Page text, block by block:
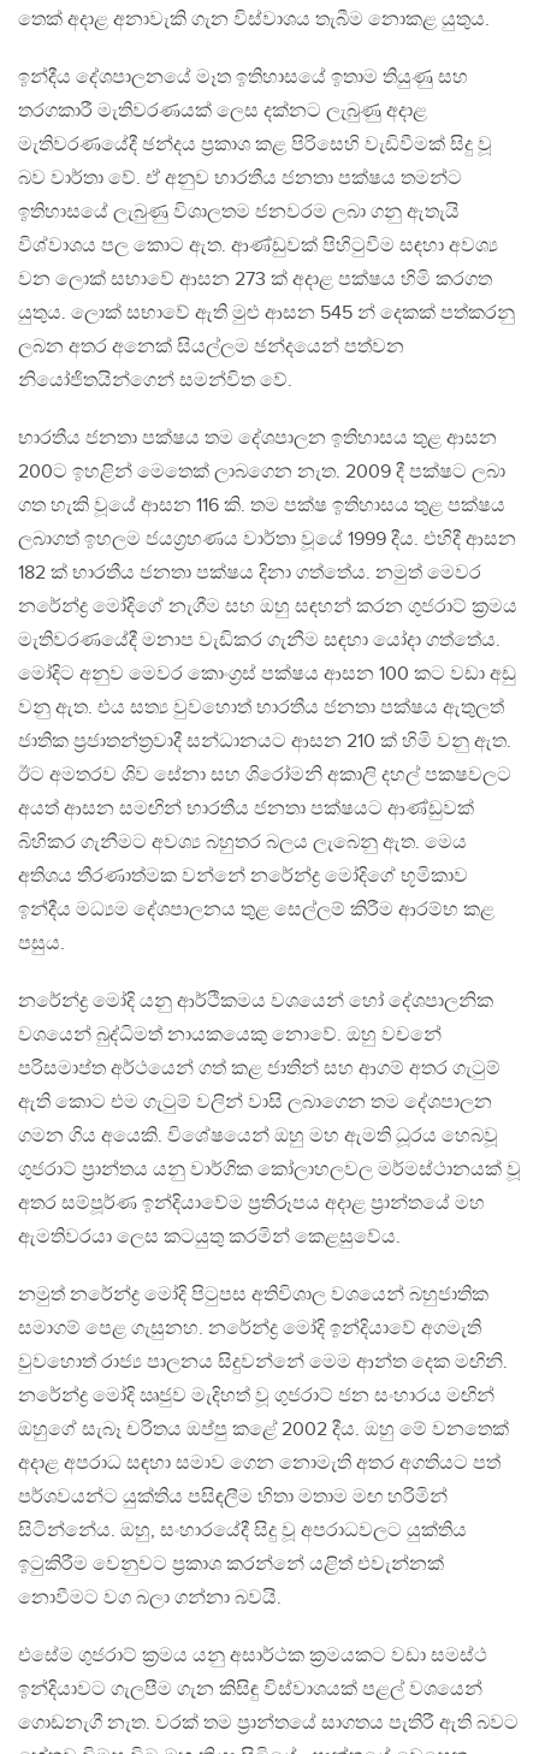
තෙක් අදාළ අනාවැකි ගැන විස්වාශය තැබීම නොකළ යුතුය.
ඉන්දීය දේශපාලනයේ මෑත ඉතිහාසයේ ඉතාම තියුණු සහ
තරගකාරී මැතිවරණයක් ලෙස දක්නට ලැබුණු අදාළ
මැතිවරණයේදී ඡන්දය ප්‍රකාශ කළ පිරිසෙහි වැඩිවීමක් සිදු වූ
බව වාර්තා වේ. ඒ අනුව භාරතීය ජනතා පක්ෂය තමන්ට
ඉතිහාසයේ ලැබුණු විශාලතම ජනවරම ලබා ගනු ඇතැයි
විශ්වාශය පල කොට ඇත. ආණ්ඩුවක් පිහිටුවීම සඳහා අවශ්‍ය
වන ලොක් සභාවේ ආසන 273 ක් අදාළ පක්ෂය හිමි කරගත
යුතුය. ලොක් සභාවේ ඇති මුළු ආසන 545 න් දෙකක් පත්කරනු
ලබන අතර අනෙක් සියල්ලම ඡන්දයෙන් පත්වන
නියෝජිතයින්ගෙන් සමන්විත වේ.
භාරතීය ජනතා පක්ෂය තම දේශපාලන ඉතිහාසය තුළ ආසන
200ට ඉහළින් මෙතෙක් ලාබගෙන නැත. 2009 දී පක්ෂට ලබා
ගත හැකි වූයේ ආසන 116 කි. තම පක්ෂ ඉතිහාසය තුළ පක්ෂය
ලබාගත් ඉහලම ජයග්‍රහණය වාර්තා වූයේ 1999 දීය. එහිදී ආසන
182 ක් භාරතීය ජනතා පක්ෂය දිනා ගත්තේය. නමුත් මෙවර
නරේන්ද්‍ර මෝදිගේ නැගීම සහ ඔහු සඳහන් කරන ගුජරාට් ක්‍රමය
මැතිවරණයේදී මනාප වැඩිකර ගැනීම සඳහා යෝදා ගත්තේය.
මෝදිට අනුව මෙවර කොංග්‍රස් පක්ෂය ආසන 100 කට වඩා අඩු
වනු ඇත. එය සත්‍ය වුවහොත් භාරතීය ජනතා පක්ෂය ඇතුලත්
ජාතික ප්‍රජාතන්ත්‍රවාදී සන්ධානයට ආසන 210 ක් හිමි වනු ඇත.
ඊට අමතරව ශිව සේනා සහ ශිරෝමනි අකාලි දහල් පකෂවලට
අයත් ආසන සමඟින් භාරතීය ජනතා පක්ෂයට ආණ්ඩුවක්
බිහිකර ගැනීමට අවශ්‍ය බහුතර බලය ලැබෙනු ඇත. මෙය
අතිශය තීරණාත්මක වන්නේ නරේන්ද්‍ර මෝදිගේ භූමිකාව
ඉන්දීය මධ්‍යම දේශපාලනය තුළ සෙල්ලම් කිරීම ආරම්භ කළ
පසුය.
නරේන්ද්‍ර මෝදි යනු ආර්ථිකමය වශයෙන් හෝ දේශපාලනික
වශයෙන් බුද්ධිමත් නායකයෙකු නොවේ. ඔහු වචනේ
පරිසමාප්ත අර්ථයෙන් ගත් කළ ජාතින් සහ ආගම් අතර ගැටුම්
ඇති කොට එම ගැටුම් වලින් වාසි ලබාගෙන තම දේශපාලන
ගමන ගිය අයෙකි. විශේෂයෙන් ඔහු මහ ඇමති ධූරය හෙබවූ
ගුජරාට් ප්‍රාන්තය යනු වාර්ගික කෝලාහලවල මර්මස්ථානයක් වූ
අතර සම්පූර්ණ ඉන්දියාවේම ප්‍රතිරූපය අදාළ ප්‍රාන්තයේ මහ
ඇමතිවරයා ලෙස කටයුතු කරමින් කෙළසුවේය.
නමුත් නරේන්ද්‍ර මෝදි පිටුපස අතිවිශාල වශයෙන් බහුජාතික
සමාගම් පෙළ ගැසුනහ. නරේන්ද්‍ර මෝදි ඉන්දියාවේ අගමැති
වුවහොත් රාජ්‍ය පාලනය සිදුවන්නේ මෙම ආන්ත දෙක මඟිනි.
නරේන්ද්‍ර මෝදි ඍජුව මැදිහත් වූ ගුජරාට් ජන සංහාරය මඟින්
ඔහුගේ සැබෑ චරිතය ඔප්පු කළේ 2002 දීය. ඔහු මේ වනතෙක්
අදාළ අපරාධ සඳහා සමාව ගෙන නොමැති අතර අගතියට පත්
පර්ශවයන්ට යුක්තිය පසිඳලීම හිතා මතාම මඟ හරිමින්
සිටින්නේය. ඔහු, සංහාරයේදී සිදු වූ අපරාධවලට යුක්තිය
ඉටුකිරීම වෙනුවට ප්‍රකාශ කරන්නේ යළිත් එවැන්නක්
නොවීමට වග බලා ගන්නා බවයි.
එසේම ගුජරාට් ක්‍රමය යනු අසාර්ථක ක්‍රමයකට වඩා සමස්ථ
ඉන්දියාවට ගැලපීම ගැන කිසිඳු විස්වාශයක් පළල් වශයෙන්
ගොඩනැගී නැත. වරක් තම ප්‍රාන්තයේ සාගතය පැතිරී ඇති බවට